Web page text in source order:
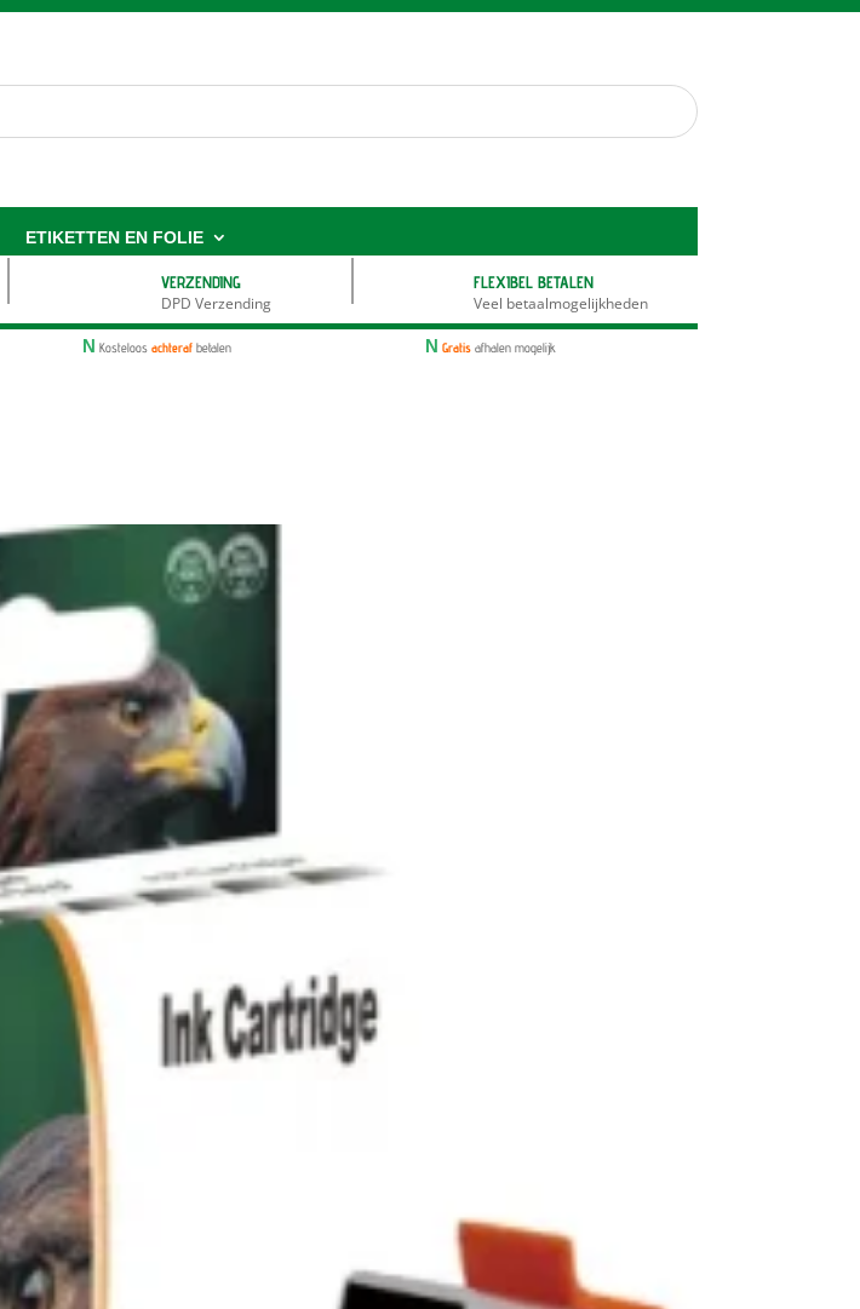
ETIKETTEN EN FOLIE
VERZENDING
DPD Verzending
FLEXIBEL BETALEN
Veel betaalmogelijkheden
N Kosteloos achteraf betalen N Gratis afhalen mogelijk